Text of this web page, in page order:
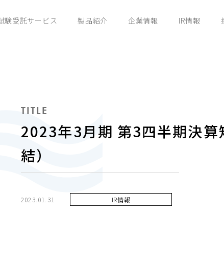
験受託サービス 製品紹介 企業情報 IR情報
TITLE
2023年3月期 第3四半期決
結）
2023.01.31 IR情報